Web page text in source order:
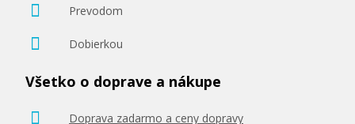
Prevodom
Dobierkou
Všetko o doprave a nákupe
Doprava zadarmo a ceny dopravy